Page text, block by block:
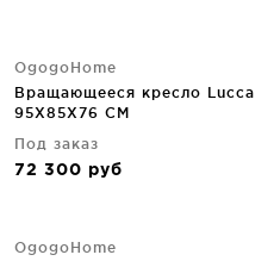
OgogoHome
Вращающееся кресло Lucca
95X85X76 CM
Под заказ
72 300 руб
OgogoHome